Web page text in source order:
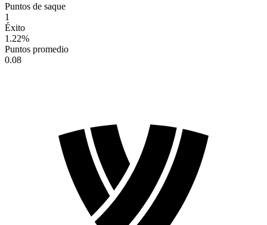
Puntos de saque
1
Éxito
1.22%
Puntos promedio
0.08